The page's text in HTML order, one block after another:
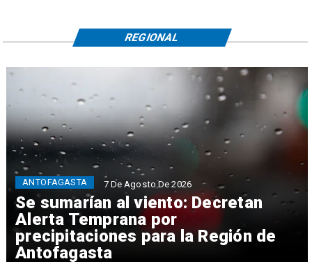
Se sumarían al viento: Decretan
Alerta Temprana por
precipitaciones para la Región de
Antofagasta
ANTOFAGASTA 7 De Agosto De 2026
REGIONAL